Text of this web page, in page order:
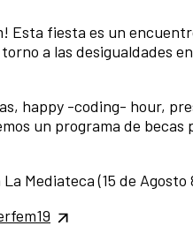
Esta fiesta es un
a las desigualdades
happy -coding- hour,
un programa de
Mediateca (15 de